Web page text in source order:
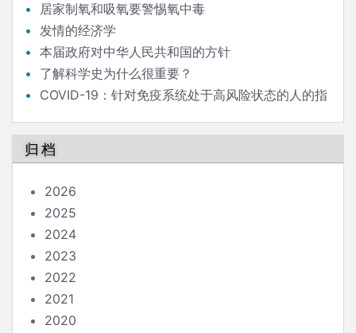
居家制氧和吸氧要警惕氧中毒
发情的经济学
本届政府对中华人民共和国的方针
了解科学史为什么很重要？
COVID-19：针对免疫系统处于高风险状态的人的指
归档
2026
2025
2024
2023
2022
2021
2020